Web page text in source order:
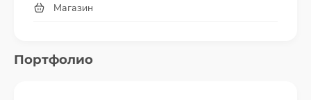
Магазин
Портфолио